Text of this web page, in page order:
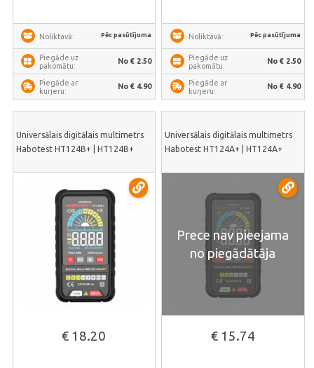
Noliktavā: Pēc pasūtījuma
Piegāde uz
pakomātu:
No € 2.50
Piegāde ar
kurjeru:
No € 4.90
Noliktavā: Pēc pasūtījuma
Piegāde uz
pakomātu:
No € 2.50
Piegāde ar
kurjeru:
No € 4.90
Universālais digitālais multimetrs
Habotest HT124B+ | HT124B+
€ 18.20
Universālais digitālais multimetrs
Habotest HT124A+ | HT124A+
Prece nav pieejama
no piegādātāja
€ 15.74